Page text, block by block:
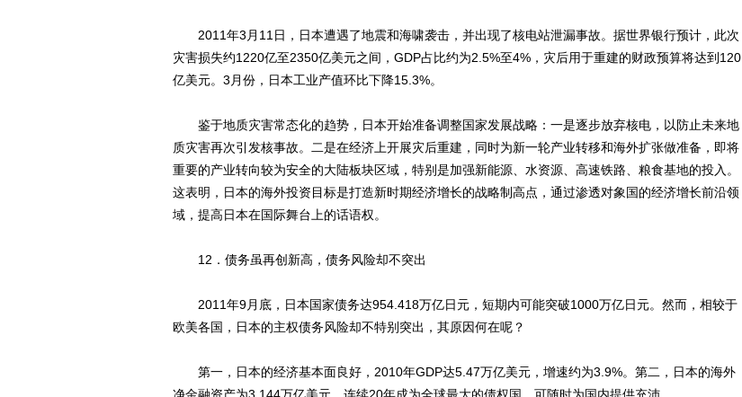
2011年3月11日，日本遭遇了地震和海啸袭击，并出现了核电站泄漏事故。据世界银行预计，此次
灾害损失约1220亿至2350亿美元之间，GDP占比约为2.5%至4%，灾后用于重建的财政预算将达到120
亿美元。3月份，日本工业产值环比下降15.3%。
鉴于地质灾害常态化的趋势，日本开始准备调整国家发展战略：一是逐步放弃核电，以防止未来地
质灾害再次引发核事故。二是在经济上开展灾后重建，同时为新一轮产业转移和海外扩张做准备，即将
重要的产业转向较为安全的大陆板块区域，特别是加强新能源、水资源、高速铁路、粮食基地的投入。
这表明，日本的海外投资目标是打造新时期经济增长的战略制高点，通过渗透对象国的经济增长前沿领
域，提高日本在国际舞台上的话语权。
12．债务虽再创新高，债务风险却不突出
2011年9月底，日本国家债务达954.418万亿日元，短期内可能突破1000万亿日元。然而，相较于
欧美各国，日本的主权债务风险却不特别突出，其原因何在呢？
第一，日本的经济基本面良好，2010年GDP达5.47万亿美元，增速约为3.9%。第二，日本的海外